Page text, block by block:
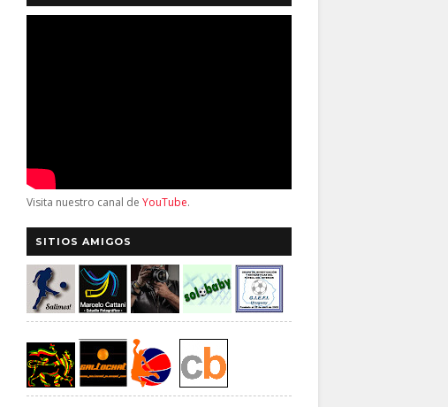
Visita nuestro canal de YouTube.
SITIOS AMIGOS